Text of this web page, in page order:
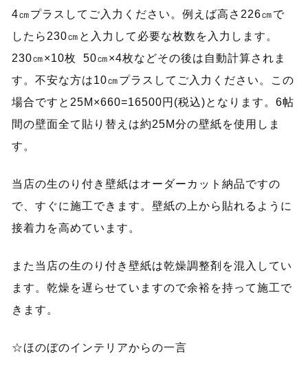
4㎝プラスしてご入力ください。例えば高さ226㎝で
したら230㎝と入力して必要な枚数を入力します。
230㎝×10枚 50㎝×4枚などその後は自動計算されま
す。不安な方は10㎝プラスしてご入力ください。この
場合ですと25M×660=16500円(税込)となります。6帖
間の壁面全て貼り替えは約25M分の壁紙を使用しま
す。
当店の生のり付き壁紙はオーダーカット納品ですの
で、すぐに施工できます。壁紙の上から貼れるように
接着力を高めています。
また当店の生のり付き壁紙は乾燥調整剤を混入してい
ます。乾燥を遅らせていますので余裕を持って施工で
きます。
☆ほのぼのインテリアからの一言